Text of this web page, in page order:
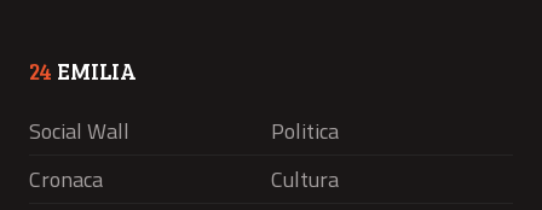
24 EMILIA
Social Wall
Politica
Cronaca
Cultura